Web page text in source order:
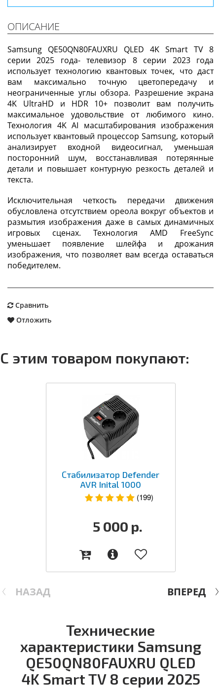
ОПИСАНИЕ
Samsung QE50QN80FAUXRU QLED 4K Smart TV 8
серии 2025 года- телевизор 8 серии 2023 года
использует технологию квантовых точек, что даст
вам максимально точную цветопередачу и
неограниченные углы обзора. Разрешение экрана
4K UltraHD и HDR 10+ позволит вам получить
максимальное удовольствие от любимого кино.
Технология 4K AI масштабирования изображения
использует квантовый процессор Samsung, который
анализирует входной видеосигнал, уменьшая
посторонний шум, восстанавливая потерянные
детали и повышает контурную резкость деталей и
текста.
Исключительная четкость передачи движения
обусловлена отсутствием ореола вокруг объектов и
размытия изображения даже в самых динамичных
игровых сценах. Технология AMD FreeSync
уменьшает появление шлейфа и дрожания
изображения, что позволяет вам всегда оставаться
победителем.
Сравнить
Отложить
С этим товаром покупают:
НАЗАД
Стабилизатор Defender
AVR Inital 1000
(199)
5 000 р.
ВПЕРЕД
Технические
характеристики Samsung
QE50QN80FAUXRU QLED
4K Smart TV 8 серии 2025